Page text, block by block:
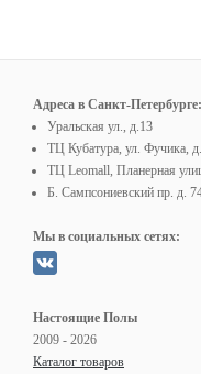
Адреса в Санкт-Петербурге:
Уральская ул., д.13
ТЦ Кубатура, ул. Фучика,
ТЦ Leomall, Планерная
Б. Сампсониевский пр. д.
Мы в социальных сетях:
Настоящие Полы
2009 - 2026
Каталог товаров